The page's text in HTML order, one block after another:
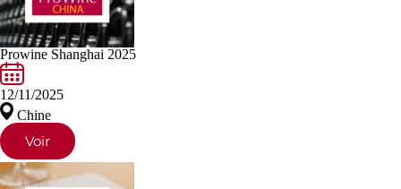
Prowine Shanghai 2025
12/11/2025
Chine
Voir